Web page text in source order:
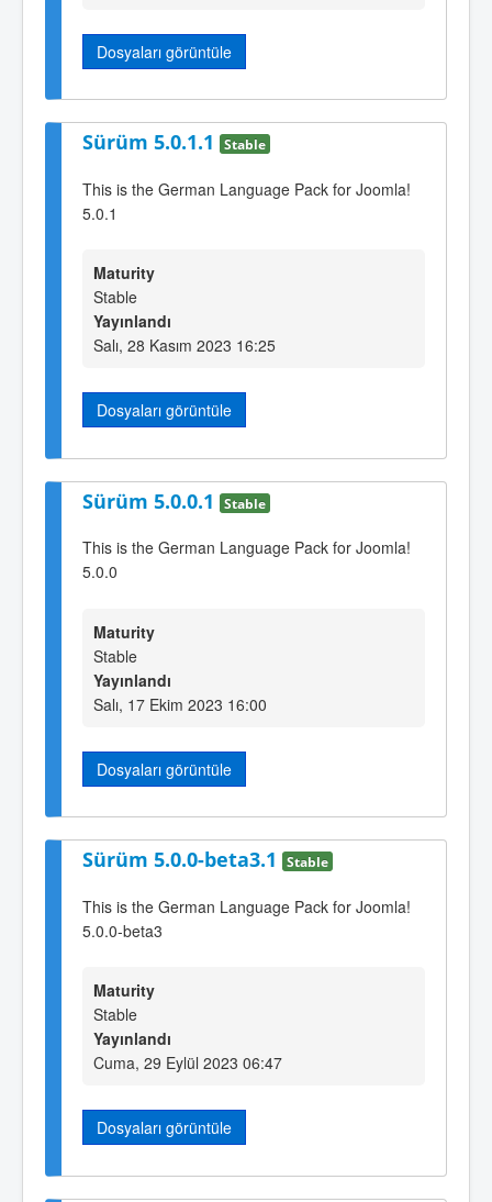
Dosyaları görüntüle
Sürüm 5.0.1.1 Stable
This is the German Language Pack for Joomla!
5.0.1
Maturity
Stable
Yayınlandı
Salı, 28 Kasım 2023 16:25
Dosyaları görüntüle
Sürüm 5.0.0.1 Stable
This is the German Language Pack for Joomla!
5.0.0
Maturity
Stable
Yayınlandı
Salı, 17 Ekim 2023 16:00
Dosyaları görüntüle
Sürüm 5.0.0-beta3.1 Stable
This is the German Language Pack for Joomla!
5.0.0-beta3
Maturity
Stable
Yayınlandı
Cuma, 29 Eylül 2023 06:47
Dosyaları görüntüle